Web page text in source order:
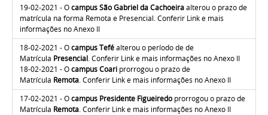
19-02-2021 -Ocampus São Gabriel da Cachoeiraalterou o prazo de
matrícula na forma Remota e Presencial. Conferir Link e mais
informações no Anexo II
18-02-2021 -Ocampus Teféalterou o período de de
Matrícula Presencial. Conferir Link e mais informações no Anexo II
18-02-2021 -Ocampus Coari prorrogou o prazo de
Matrícula Remota. Conferir Link e mais informações no Anexo II
17-02-2021 -Ocampus Presidente Figueiredo prorrogou o prazo de
Matrícula Remota. Conferir Link e mais informações no Anexo II